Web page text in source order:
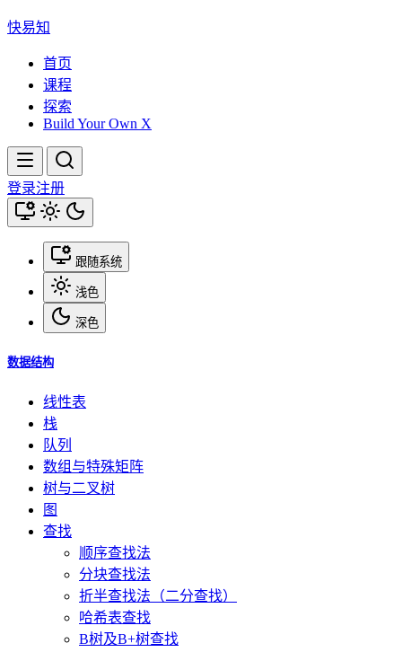
快易知
首页
课程
探索
Build Your Own X
登录注册
跟随系统
浅色
深色
数据结构
线性表
栈
队列
数组与特殊矩阵
树与二叉树
图
查找
顺序查找法
分块查找法
折半查找法（二分查找）
哈希表查找
B树及B+树查找